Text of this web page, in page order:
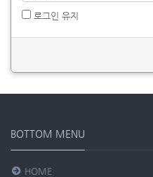
로그인 유지
BOTTOM MENU
HOME